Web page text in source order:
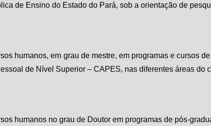
de Ensino do Estado do Pará, sob a orientação de
humanos, em grau de mestre, em programas e cursos
de Nível Superior – CAPES, nas diferentes áreas do
humanos no grau de Doutor em programas de pós-